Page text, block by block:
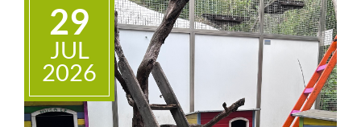
KONTAKT
+
29
JUL
2026